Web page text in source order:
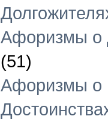
Афоризмы о
(51)
Афоризмы о